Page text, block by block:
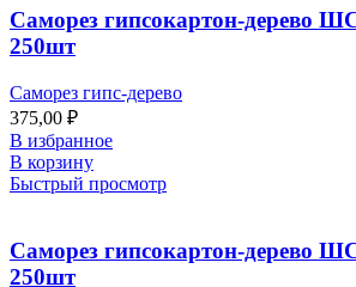
Саморез гипсокартон-дерево
250шт
Саморез гипс-дерево
375,00 ₽
В избранное
В корзину
Быстрый просмотр
Саморез гипсокартон-дерево
250шт